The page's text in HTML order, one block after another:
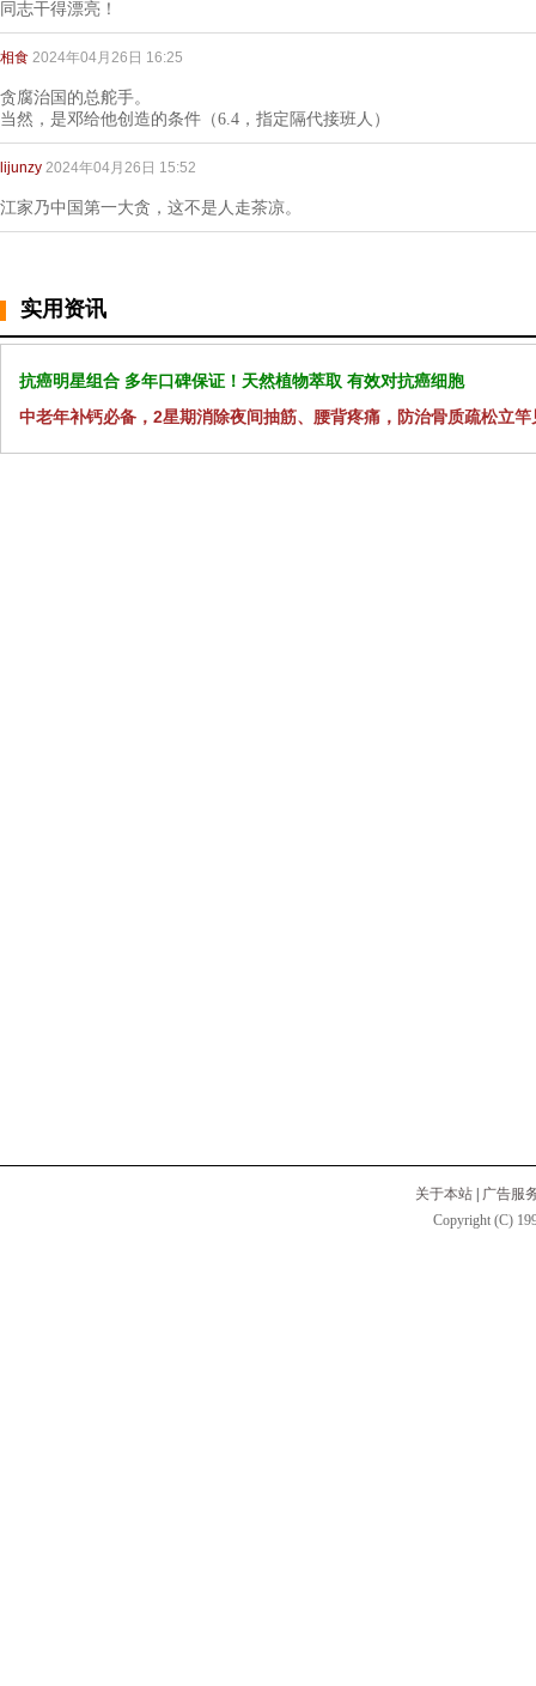
同志干得漂亮！
相食 2024年04月26日 16:25
贪腐治国的总舵手。
当然，是邓给他创造的条件（6.4，指定隔代接班人）
lijunzy 2024年04月26日 15:52
江家乃中国第一大贪，这不是人走茶凉。
实用资讯
抗癌明星组合 多年口碑保证！天然植物萃取 有效对抗癌细胞
中老年补钙必备，2星期消除夜间抽筋、腰背疼痛，防治骨质疏松立竿
关于本站
广告服
Copyright (C)